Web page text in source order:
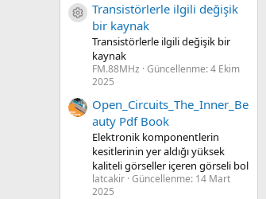
Kaynak ikon/amblem
Transistörlerle ilgili değişik
bir kaynak
Transistörlerle ilgili değişik bir
kaynak
FM.88MHz Güncellenme:4 Ekim
2025
Open_Circuits_The_Inner_Be
auty Pdf Book
Elektronik komponentlerin
kesitlerinin yer aldığı yüksek
kaliteli görseller içeren görseli bol
latcakir Güncellenme: 14 Mart
2025